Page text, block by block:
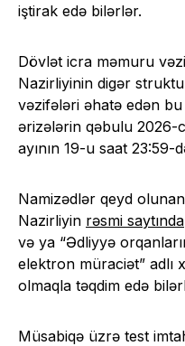
iştirak edə bilərlər.
Dövlət icra məmuru
Nazirliyinin digər
vəzifələri əhatə edən
ərizələrin qəbulu 2026-
ayının 19-u saat 23:59-
Namizədlər qeyd
Nazirliyin rəsmi saytında
və ya “Ədliyyə
elektron müraciət” adlı
olmaqla təqdim edə
Müsabiqə üzrə test